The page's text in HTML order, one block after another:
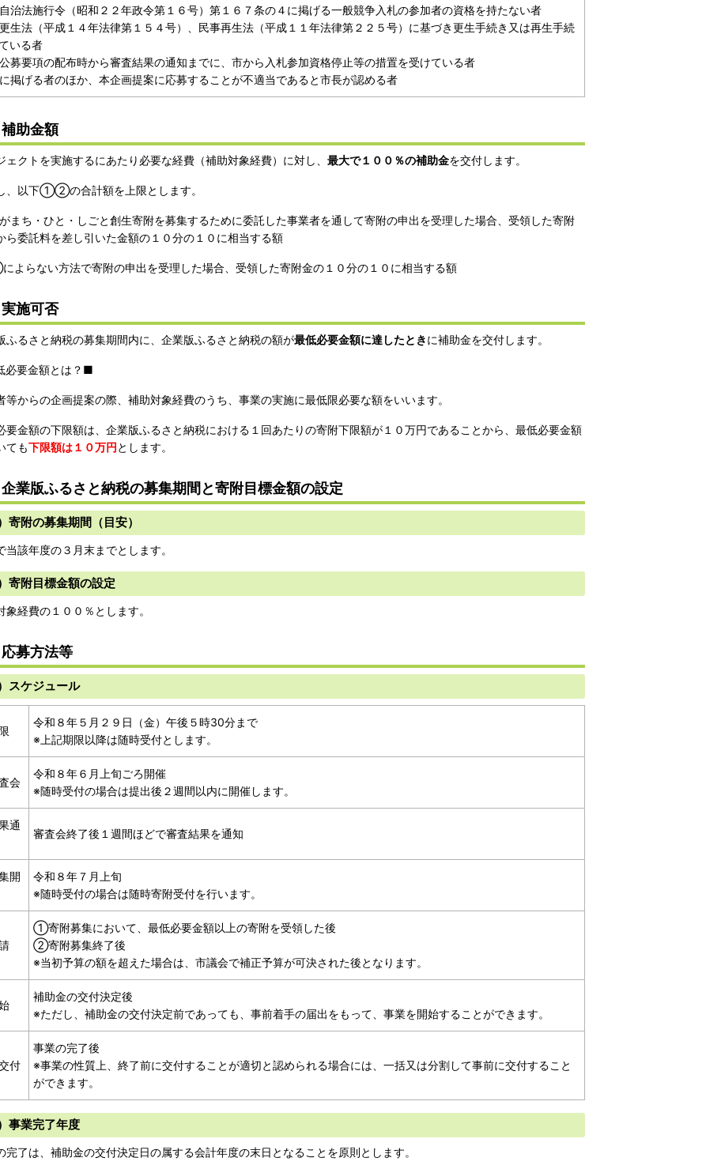
治法施行令（昭和２２年政令第１６号）第１６７条の４に掲げる一般競争入札の参加者の資格を持たない者
生法（平成１４年法律第１５４号）、民事再生法（平成１１年法律第２２５号）に基づき更生手続き又は再生手続
いる者
募要項の配布時から審査結果の通知までに、市から入札参加資格停止等の措置を受けている者
掲げる者のほか、本企画提案に応募することが不適当であると市長が認める者
助金額
ェクトを実施するにあたり必要な経費（補助対象経費）に対し、 最大で１００％の補助金を交付します。
、以下①②の合計額を上限とします。
まち・ひと・しごと創生寄附を募集するために委託した事業者を通して寄附の申出を受理した場合、受領した寄附
ら委託料を差し引いた金額の１０分の１０に相当する額
よらない方法で寄附の申出を受理した場合、受領した寄附金の１０分の１０に相当する額
施可否
ふるさと納税の募集期間内に、企業版ふるさと納税の額が最低必要金額に達したときに補助金を交付します。
必要金額とは？■
等からの企画提案の際、補助対象経費のうち、事業の実施に最低限必要な額をいいます。
要金額の下限額は、企業版ふるさと納税における１回あたりの寄附下限額が１０万円であることから、最低必要金額
ても下限額は１０万円とします。
業版ふるさと納税の募集期間と寄附目標金額の設定
寄附の募集期間（目安）
当該年度の３月末までとします。
）寄附目標金額の設定
象経費の１００％とします。
募方法等
スケジュール
令和８年５月２９日（金）午後５時30分まで
※上記期限以降は随時受付とします。
会
令和８年６月上旬ごろ開催
※随時受付の場合は提出後２週間以内に開催します。
通
審査会終了後１週間ほどで審査結果を通知
開
令和８年７月上旬
※随時受付の場合は随時寄附受付を行います。
①寄附募集において、最低必要金額以上の寄附を受領した後
②寄附募集終了後
※当初予算の額を超えた場合は、市議会で補正予算が可決された後となります。
補助金の交付決定後
※ただし、補助金の交付決定前であっても、事前着手の届出をもって、事業を開始することができます。
付
事業の完了後
※事業の性質上、終了前に交付することが適切と認められる場合には、一括又は分割して事前に交付すること
ができます。
事業完了年度
完了は、補助金の交付決定日の属する会計年度の末日となることを原則とします。